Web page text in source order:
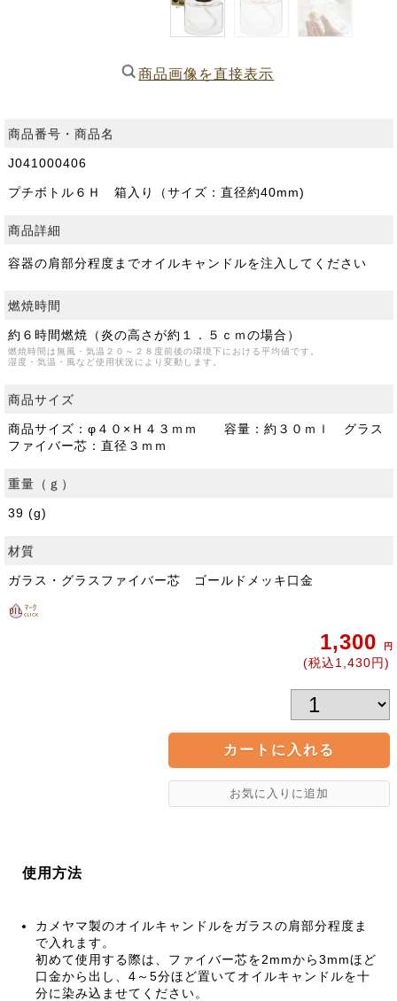
商品画像を直接表示
商品番号・商品名
J041000406
プチボトル６Ｈ 箱入り（サイズ：直径約40mm)
商品詳細
容器の肩部分程度までオイルキャンドルを注入してください
燃焼時間
約６時間燃焼（炎の高さが約１．５ｃｍの場合）
燃焼時間は無風・気温２０～２８度前後の環境下における平均値です。
湿度・気温・風など使用状況により変動します。
商品サイズ
商品サイズ：φ４０×Ｈ４３ｍｍ 容量：約３０ｍｌ グラス
ファイバー芯：直径３ｍｍ
重量（ｇ）
39 (g)
材質
ガラス・グラスファイバー芯 ゴールドメッキ口金
1,300 円
(税込1,430円)
使用方法
カメヤマ製のオイルキャンドルをガラスの肩部分程度ま
で入れます。
初めて使用する際は、ファイバー芯を2mmから3mmほど
口金から出し、4～5分ほど置いてオイルキャンドルを十
分に染み込ませてください。